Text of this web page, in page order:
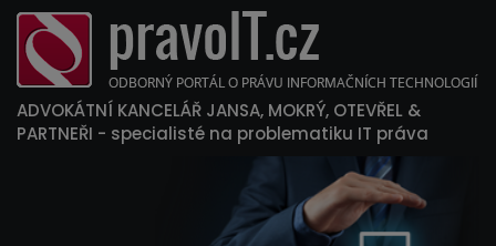
ADVOKÁTNÍ KANCELÁŘ JANSA, MOKRÝ, OTEVŘEL &
PARTNEŘI - specialisté na problematiku IT práva